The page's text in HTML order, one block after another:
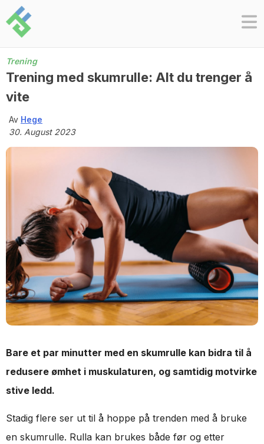
Skip
to
content
Trening
Trening med skumrulle: Alt du trenger å
vite
Av Hege
30. August 2023
Bare et par minutter med en skumrulle kan bidra til å
redusere ømhet i muskulaturen, og samtidig motvirke
stive ledd.
Stadig flere ser ut til å hoppe på trenden med å bruke
en skumrulle. Rulla kan brukes både før og etter